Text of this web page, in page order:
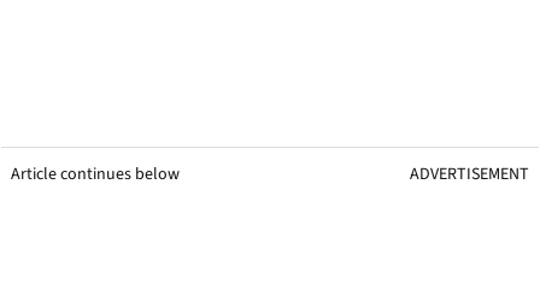
Article continues below ADVERTISEMENT